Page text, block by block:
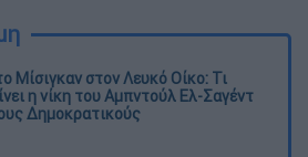
Μίσιγκαν στον Λευκό Οίκο: Τι
η νίκη του Αμπντούλ Ελ-Σαγέντ
Δημοκρατικούς